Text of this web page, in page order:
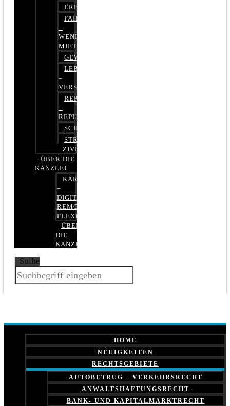
ERBRECHT
FAIRMIETEN
–
WENIGER
MIETE
GEWERBERECHT
LEBENSVERSICHERUNG
–
VERSICHERUNGSRECHT
REPUTATIONSRECHT
–
REPUTATIONSMANAGEMENT
SCHUFARECHT
STRAFRECHT
ZIVILRECHT
ÜBER DIE
KANZLEI
KARRIERE
–
DIGITAL,
REMOTE,
FLEXIBEL
ÜBER
DIE
KANZLEI
Suche
HOME
NEUIGKEITEN
RECHTSGEBIETE
AUTOBETRUG – VERKEHRSRECHT
ANWALTSHAFTUNGSRECHT
BANK- UND KAPITALMARKTRECHT